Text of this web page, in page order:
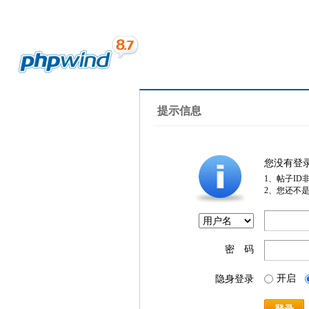
提示信息
您没有登
1、帖子ID
2、您还不
密 码
隐身登录 开启